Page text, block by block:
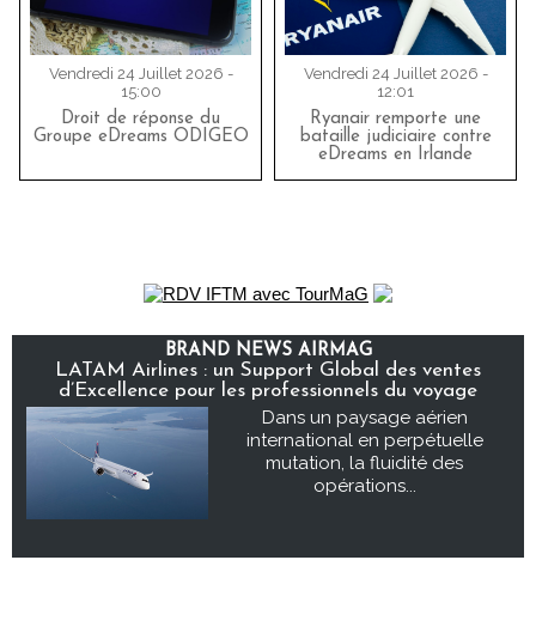
Vendredi 24 Juillet 2026 -
15:00
Droit de réponse du
Groupe eDreams ODIGEO
Vendredi 24 Juillet 2026 -
12:01
Ryanair remporte une
bataille judiciaire contre
eDreams en Irlande
BRAND NEWS AIRMAG
LATAM Airlines : un Support Global des ventes
d’Excellence pour les professionnels du voyage
Dans un paysage aérien
international en perpétuelle
mutation, la fluidité des
opérations...